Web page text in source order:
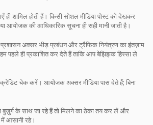
ही शामिल होती हैं। किसी सोशल मीडिया पोस्ट को देखकर
आयोजक की आधिकारिक सूचना ही सही मानी जाती है।
प्रशासन अक्सर भीड़ प्रबंधन और ट्रैफिक नियंत्रण का इंतज़ाम
पहले ही प्रकाशित कर देते हैं ताकि आप बेझिझक हिस्सा ले
चेक करें। आयोजक अक्सर मीडिया पास देते हैं; बिना
बुज़ुर्ग के साथ जा रहे हैं तो मिलने का ठेका तय कर लें और
में आसानी रहे।